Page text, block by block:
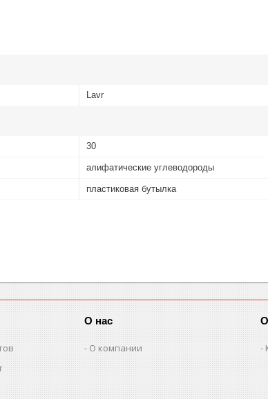
Lavr
30
алифатические углеводороды
пластиковая бутылка
О нас
О компании